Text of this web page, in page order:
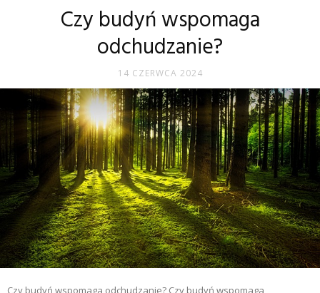
Czy budyń wspomaga
odchudzanie?
14 CZERWCA 2024
Czy budyń wspomaga odchudzanie? Czy budyń wspomaga